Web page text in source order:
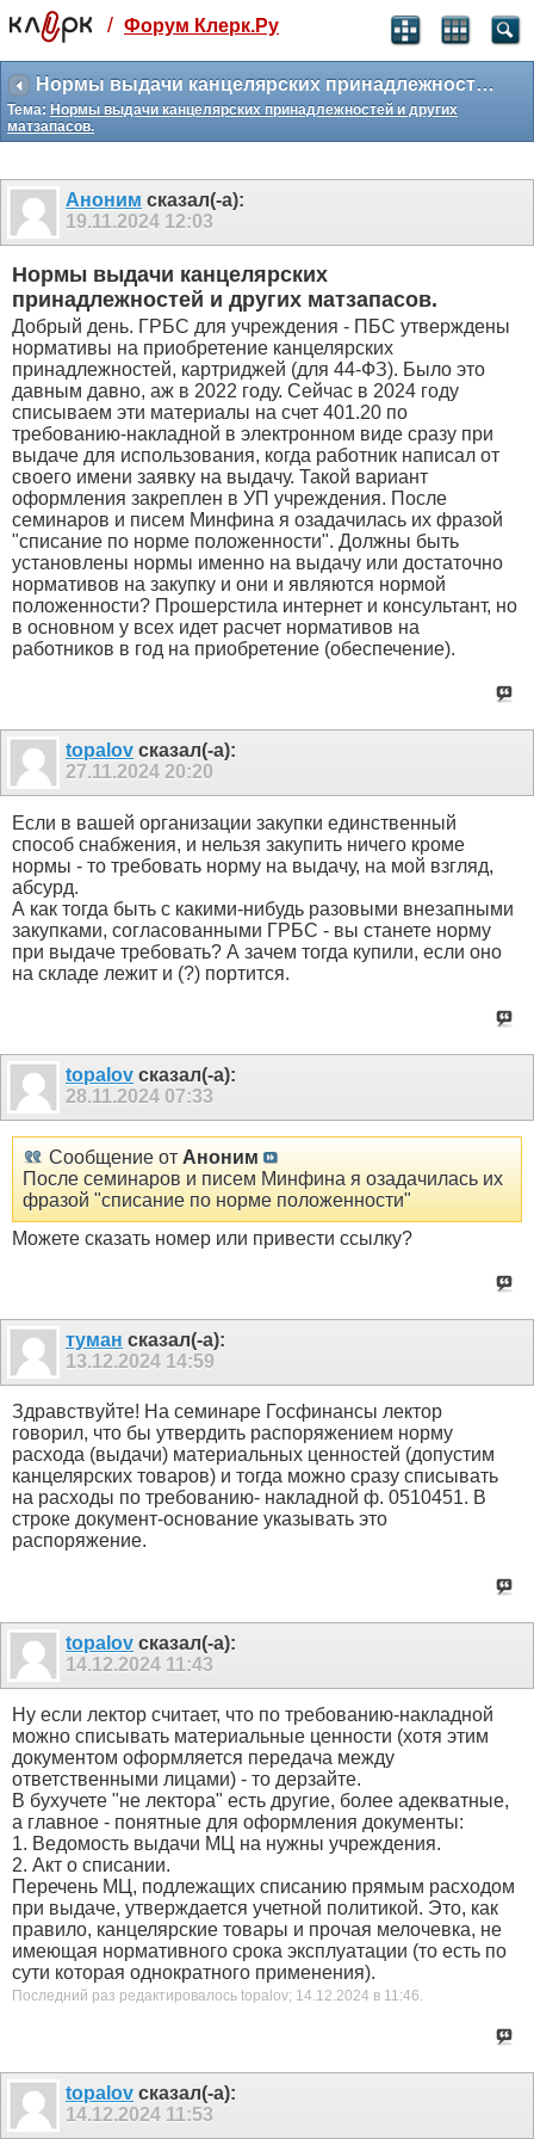
Святые угодники, Клерк без рекламы
прекрасен:)
месяц
99 ₽
259 ₽
-10%
полгода
499
-15%
Отмена Оплатить
/ Форум Клерк.Ру
Нормы выдачи канцелярских принадлежностей и других матзапасов.
Тема: Нормы выдачи канцелярских принадлежностей и других
матзапасов.
Аноним сказал(-а):
19.11.2024 12:03
Нормы выдачи канцелярских
принадлежностей и других матзапасов.
Добрый день. ГРБС для учреждения - ПБС утверждены
нормативы на приобретение канцелярских
принадлежностей, картриджей (для 44-ФЗ). Было это
давным давно, аж в 2022 году. Сейчас в 2024 году
списываем эти материалы на счет 401.20 по
требованию-накладной в электронном виде сразу при
выдаче для использования, когда работник написал от
своего имени заявку на выдачу. Такой вариант
оформления закреплен в УП учреждения. После
семинаров и писем Минфина я озадачилась их фразой
"списание по норме положенности". Должны быть
установлены нормы именно на выдачу или достаточно
нормативов на закупку и они и являются нормой
положенности? Прошерстила интернет и консультант, но
в основном у всех идет расчет нормативов на
работников в год на приобретение (обеспечение).
topalov сказал(-а):
27.11.2024 20:20
Если в вашей организации закупки единственный
способ снабжения, и нельзя закупить ничего кроме
нормы - то требовать норму на выдачу, на мой взгляд,
абсурд.
А как тогда быть с какими-нибудь разовыми внезапными
закупками, согласованными ГРБС - вы станете норму
при выдаче требовать? А зачем тогда купили, если оно
на складе лежит и (?) портится.
topalov сказал(-а):
28.11.2024 07:33
Сообщение от Аноним
После семинаров и писем Минфина я озадачилась их
фразой "списание по норме положенности"
Можете сказать номер или привести ссылку?
туман сказал(-а):
13.12.2024 14:59
Здравствуйте! На семинаре Госфинансы лектор
говорил, что бы утвердить распоряжением норму
расхода (выдачи) материальных ценностей (допустим
канцелярских товаров) и тогда можно сразу списывать
на расходы по требованию- накладной ф. 0510451. В
строке документ-основание указывать это
распоряжение.
topalov сказал(-а):
14.12.2024 11:43
Ну если лектор считает, что по требованию-накладной
можно списывать материальные ценности (хотя этим
документом оформляется передача между
ответственными лицами) - то дерзайте.
В бухучете "не лектора" есть другие, более адекватные,
а главное - понятные для оформления документы:
1. Ведомость выдачи МЦ на нужны учреждения.
2. Акт о списании.
Перечень МЦ, подлежащих списанию прямым расходом
при выдаче, утверждается учетной политикой. Это, как
правило, канцелярские товары и прочая мелочевка, не
имеющая нормативного срока эксплуатации (то есть по
сути которая однократного применения).
Последний раз редактировалось topalov; 14.12.2024 в 11:46.
topalov сказал(-а):
14.12.2024 11:53